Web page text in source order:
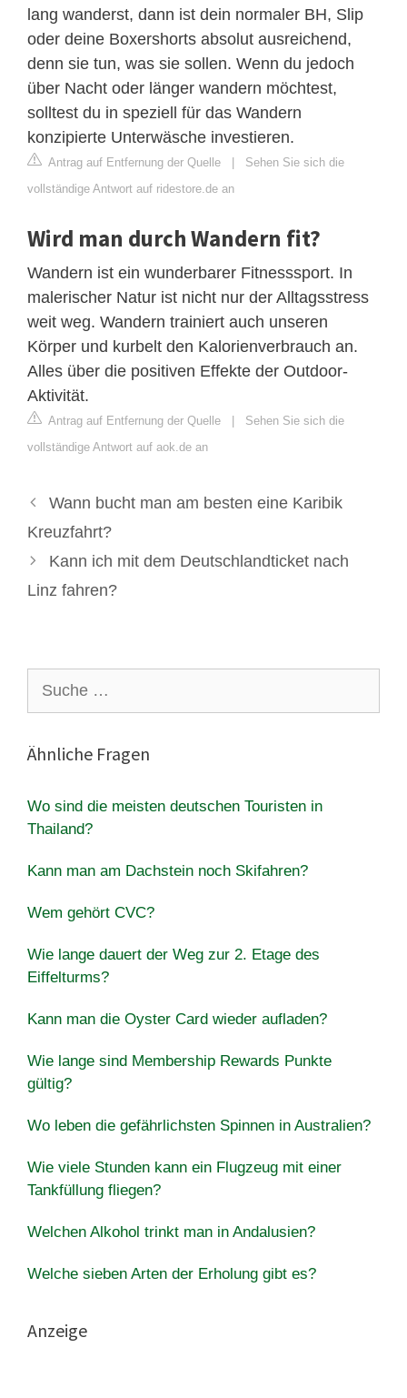
lang wanderst, dann ist dein normaler BH, Slip
oder deine Boxershorts absolut ausreichend,
denn sie tun, was sie sollen. Wenn du jedoch
über Nacht oder länger wandern möchtest,
solltest du in speziell für das Wandern
konzipierte Unterwäsche investieren.
Antrag auf Entfernung der Quelle | Sehen Sie sich die
vollständige Antwort auf ridestore.de an
Wird man durch Wandern fit?
Wandern ist ein wunderbarer Fitnesssport. In
malerischer Natur ist nicht nur der Alltagsstress
weit weg. Wandern trainiert auch unseren
Körper und kurbelt den Kalorienverbrauch an.
Alles über die positiven Effekte der Outdoor-
Aktivität.
Antrag auf Entfernung der Quelle | Sehen Sie sich die
vollständige Antwort auf aok.de an
Wann bucht man am besten eine Karibik
Kreuzfahrt?
Kann ich mit dem Deutschlandticket nach
Linz fahren?
nach:
Ähnliche Fragen
Wo sind die meisten deutschen Touristen in
Thailand?
Kann man am Dachstein noch Skifahren?
Wem gehört CVC?
Wie lange dauert der Weg zur 2. Etage des
Eiffelturms?
Kann man die Oyster Card wieder aufladen?
Wie lange sind Membership Rewards Punkte
gültig?
Wo leben die gefährlichsten Spinnen in Australien?
Wie viele Stunden kann ein Flugzeug mit einer
Tankfüllung fliegen?
Welchen Alkohol trinkt man in Andalusien?
Welche sieben Arten der Erholung gibt es?
Anzeige